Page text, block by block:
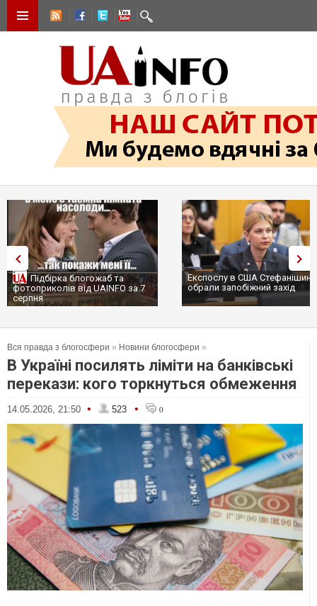
Підбірка блогожаб та
фотоприколів від UAINFO за 7
серпня
Експослу в США
обрали запобіжний захід
Вся правда з блогосфери » Новини блогосфери »
В Україні посилять ліміти на банківські
перекази: кого торкнуться обмеження
14.05.2026, 21:50 • 523 • 0